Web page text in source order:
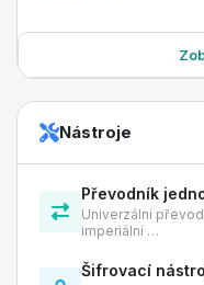
Nástroje
Převodník
Univerzální
imperiální …
Šifrovací